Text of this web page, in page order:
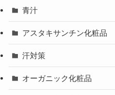
青汁
アスタキサンチン化粧品
汗対策
オーガニック化粧品